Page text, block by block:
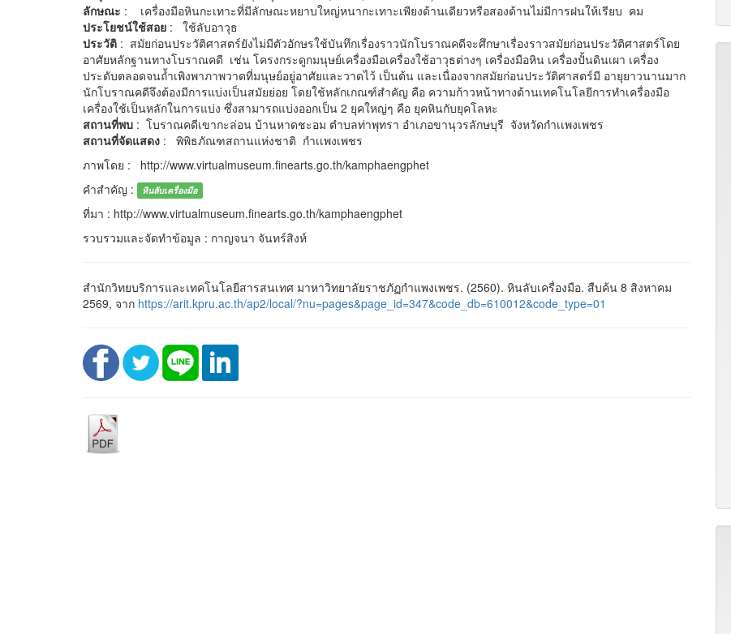
ลักษณะ : เครื่องมือหินกะเทาะที่มีลักษณะหยาบใหญ่หนากะเทาะเพียงด้านเดียวหรือสองด้านไม่มีการฝนให้เรียบ คม
ประโยชน์ใช้สอย : ใช้ลับอาวุธ
ประวัติ : สมัยก่อนประวัติศาสตร์ยังไม่มีตัวอักษรใช้บันทึกเรื่องราวนักโบราณคดีจะศึกษาเรื่องราวสมัยก่อนประวัติศาสตร์โดย
อาศัยหลักฐานทางโบราณคดี เช่น โครงกระดูกมนุษย์เครื่องมือเครื่องใช้อาวุธต่างๆ เครื่องมือหิน เครื่องปั้นดินเผา เครื่อง
ประดับตลอดจนถ้ำเพิงพาภาพวาดที่มนุษย์อยู่อาศัยและวาดไว้ เป็นต้น และเนื่องจากสมัยก่อนประวัติศาสตร์มี อายุยาวนานมาก
นักโบราณคดีจึงต้องมีการแบ่งเป็นสมัยย่อย โดยใช้หลักเกณฑ์สำคัญ คือ ความก้าวหน้าทางด้านเทคโนโลยีการทำเครื่องมือ
เครื่องใช้เป็นหลักในการแบ่ง ซึ่งสามารถแบ่งออกเป็น 2 ยุคใหญ่ๆ คือ ยุคหินกับยุคโลหะ
สถานที่พบ : โบราณคดีเขากะล่อน บ้านหาดชะอม ตำบลท่าพุทรา อำเภอขานุวรลักษบุรี จังหวัดกำเเพงเพชร
สถานที่จัดแสดง : พิพิธภัณฑสถานแห่งชาติ กำเเพงเพชร
ภาพโดย : http://www.virtualmuseum.finearts.go.th/kamphaengphet
คำสำคัญ :
หินลับเครื่องมือ
ที่มา : http://www.virtualmuseum.finearts.go.th/kamphaengphet
รวบรวมและจัดทำข้อมูล : กาญจนา จันทร์สิงห์
สำนักวิทยบริการและเทคโนโลยีสารสนเทศ มาหาวิทยาลัยราชภัฏกำแพงเพชร. (2560). หินลับเครื่องมือ. สืบค้น 8 สิงหาคม
2569, จาก https://arit.kpru.ac.th/ap2/local/?nu=pages&page_id=347&code_db=610012&code_type=01